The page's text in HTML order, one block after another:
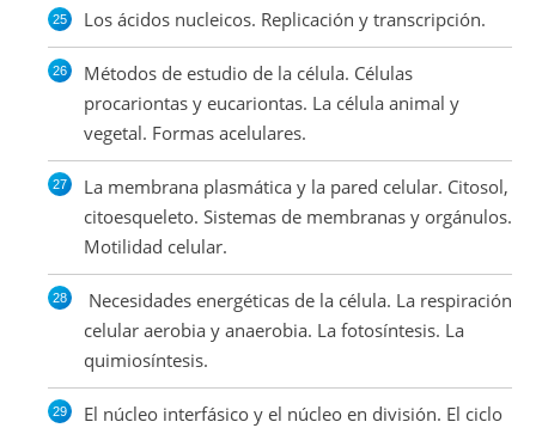
Los ácidos nucleicos. Replicación y transcripción.
Métodos de estudio de la célula. Células
procariontas y eucariontas. La célula animal y
vegetal. Formas acelulares.
La membrana plasmática y la pared celular. Citosol,
citoesqueleto. Sistemas de membranas y orgánulos.
Motilidad celular.
Necesidades energéticas de la célula. La respiración
celular aerobia y anaerobia. La fotosíntesis. La
quimiosíntesis.
El núcleo interfásico y el núcleo en división. El ciclo